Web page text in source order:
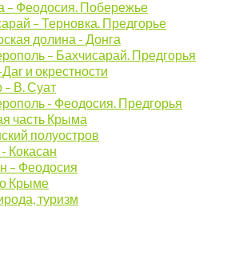
– Феодосия. Побережье
– Терновка. Предгорье
долина - Донга
– Бахчисарай. Предгорья
и окрестности
– В. Суат
- Феодосия. Предгорья
часть Крыма
полуостров
Кокасан
– Феодосия
Крыме
туризм